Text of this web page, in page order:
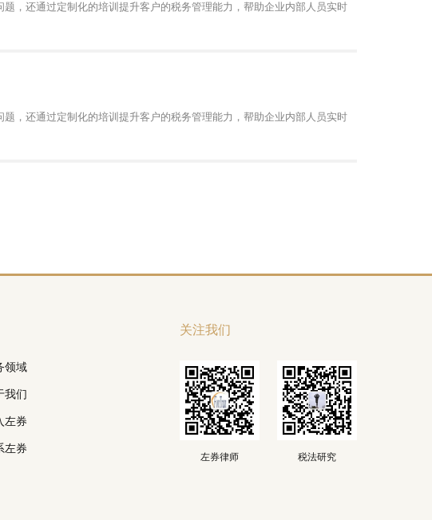
，还通过定制化的培训提升客户的税务管理能力，帮助企业内部人员实时
，还通过定制化的培训提升客户的税务管理能力，帮助企业内部人员实时
领域
我们
左券
左券
关注我们
左券律师 税法研究